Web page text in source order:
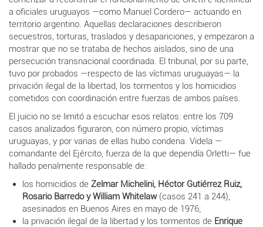
a oficiales uruguayos —como Manuel Cordero— actuando en
territorio argentino. Aquellas declaraciones describieron
secuestros, torturas, traslados y desapariciones, y empezaron a
mostrar que no se trataba de hechos aislados, sino de una
persecución transnacional coordinada. El tribunal, por su parte,
tuvo por probados —respecto de las víctimas uruguayas— la
privación ilegal de la libertad, los tormentos y los homicidios
cometidos con coordinación entre fuerzas de ambos países.
El juicio no se limitó a escuchar esos relatos: entre los 709
casos analizados figuraron, con número propio, víctimas
uruguayas, y por varias de ellas hubo condena. Videla —
comandante del Ejército, fuerza de la que dependía Orletti— fue
hallado penalmente responsable de:
los homicidios de Zelmar Michelini, Héctor Gutiérrez Ruiz,
Rosario Barredo y William Whitelaw(casos 241 a 244),
asesinados en Buenos Aires en mayo de 1976;
la privación ilegal de la libertad y los tormentos de Enrique